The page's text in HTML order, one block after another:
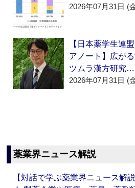
2026年07月31日 (
【日本薬学生連
アノート】広が
ツムラ漢方研究…
2026年07月31日 (
薬業界ニュース解説
【対話で学ぶ薬業界ニュース解